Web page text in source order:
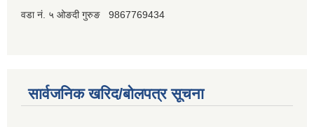
वडा नं. ५ ओङदी गुरुङ 9867769434
सार्वजनिक खरिद/बोलपत्र सूचना